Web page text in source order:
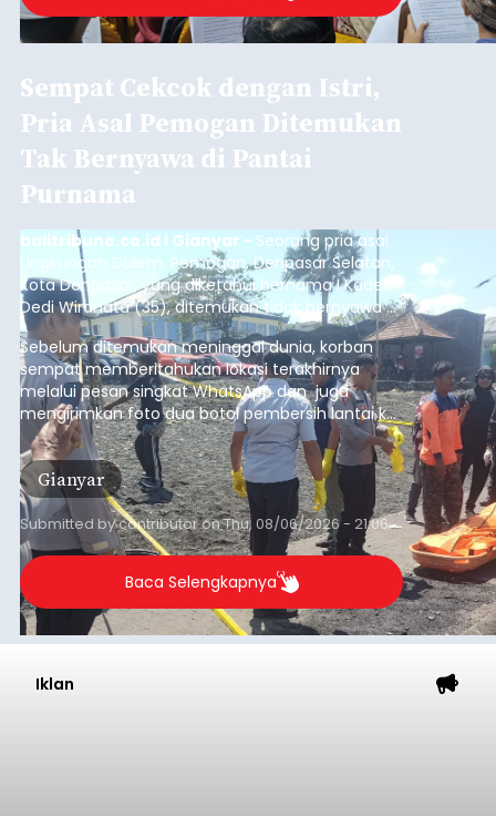
Sempat Cekcok dengan Istri,
Pria Asal Pemogan Ditemukan
Tak Bernyawa di Pantai
Purnama
balitribune.co.id I Gianyar - Seorang pria asal
Lingkungan Dalem, Pemogan, Denpasar Selatan,
Kota Denpasar, yang diketahui bernama I Kadek
Dedi Wiranata (35), ditemukan tidak bernyawa di
pesisir Pantai Purnama, Sukawati.
Sebelum ditemukan meninggal dunia, korban
sempat memberitahukan lokasi terakhirnya
melalui pesan singkat WhatsApp dan juga
mengirimkan foto dua botol pembersih lantai ke
istrinya.
Gianyar
Submitted bycontributoronThu, 08/06/2026 - 21:06
Baca Selengkapnya
Iklan